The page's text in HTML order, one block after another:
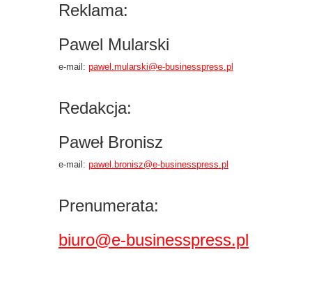
Reklama:
Pawel Mularski
e-mail: pawel.mularski@e-businesspress.pl
Redakcja:
Paweł Bronisz
e-mail: pawel.bronisz@e-businesspress.pl
Prenumerata:
biuro@e-businesspress.pl